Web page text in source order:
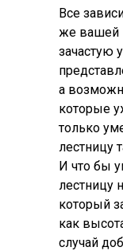
Все
же вашей
зачастую
а
которые
только
лестницу
И что бы
лестницу
который
как
случай